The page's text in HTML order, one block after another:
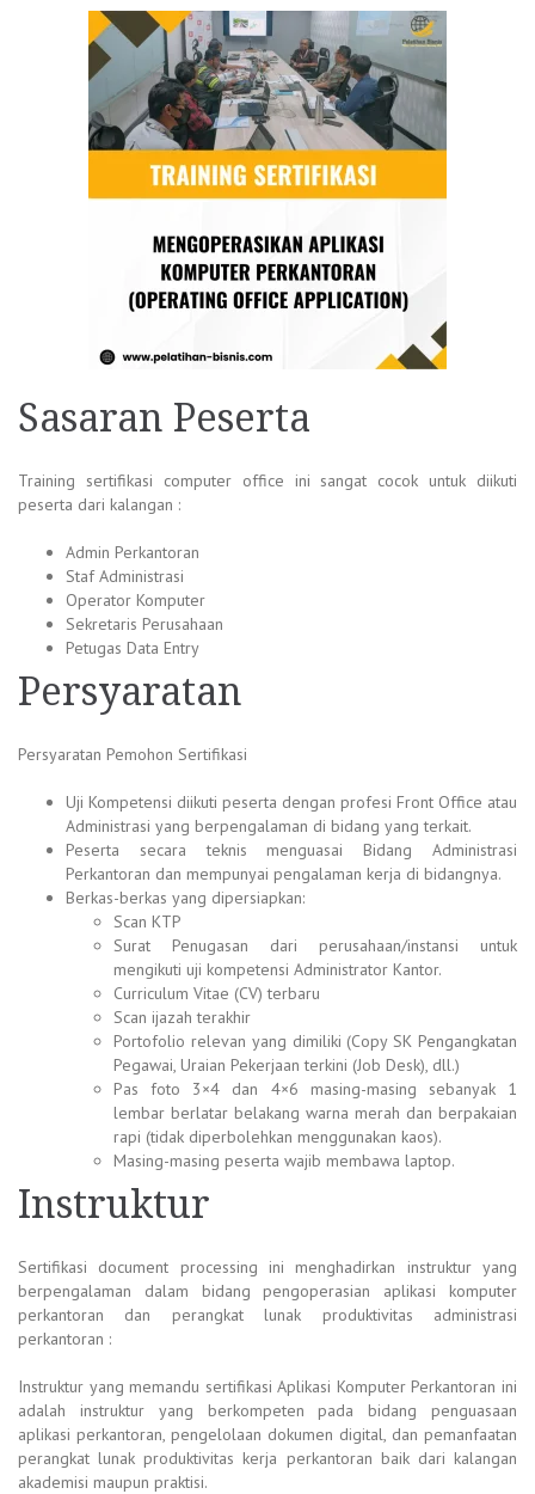
Sasaran Peserta
Training sertifikasi computer office ini sangat cocok untuk diikuti
peserta dari kalangan :
Admin Perkantoran
Staf Administrasi
Operator Komputer
Sekretaris Perusahaan
Petugas Data Entry
Persyaratan
Persyaratan Pemohon Sertifikasi
Uji Kompetensi diikuti peserta dengan profesi Front Office atau
Administrasi yang berpengalaman di bidang yang terkait.
Peserta secara teknis menguasai Bidang Administrasi
Perkantoran dan mempunyai pengalaman kerja di bidangnya.
Berkas-berkas yang dipersiapkan:
Scan KTP
Surat Penugasan dari perusahaan/instansi untuk
mengikuti uji kompetensi Administrator Kantor.
Curriculum Vitae (CV) terbaru
Scan ijazah terakhir
Portofolio relevan yang dimiliki (Copy SK Pengangkatan
Pegawai, Uraian Pekerjaan terkini (Job Desk), dll.)
Pas foto 3×4 dan 4×6 masing-masing sebanyak 1
lembar berlatar belakang warna merah dan berpakaian
rapi (tidak diperbolehkan menggunakan kaos).
Masing-masing peserta wajib membawa laptop.
Instruktur
Sertifikasi document processing ini menghadirkan instruktur yang
berpengalaman dalam bidang pengoperasian aplikasi komputer
perkantoran dan perangkat lunak produktivitas administrasi
perkantoran :
Instruktur yang memandu sertifikasi Aplikasi Komputer Perkantoran ini
adalah instruktur yang berkompeten pada bidang penguasaan
aplikasi perkantoran, pengelolaan dokumen digital, dan pemanfaatan
perangkat lunak produktivitas kerja perkantoran baik dari kalangan
akademisi maupun praktisi.